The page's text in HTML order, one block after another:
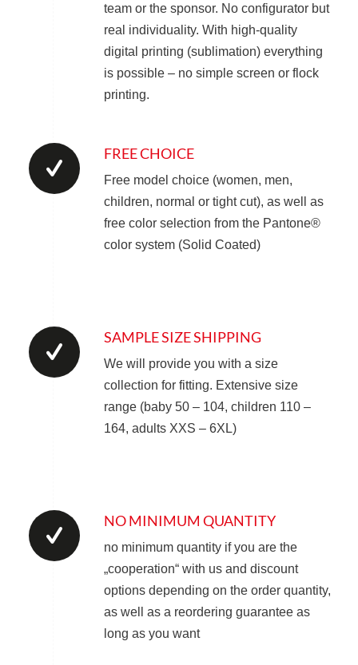
team or the sponsor. No configurator but
real individuality. With high-quality
digital printing (sublimation) everything
is possible – no simple screen or flock
printing.
FREE CHOICE
Free model choice (women, men,
children, normal or tight cut), as well as
free color selection from the Pantone®
color system (Solid Coated)
SAMPLE SIZE SHIPPING
We will provide you with a size
collection for fitting. Extensive size
range (baby 50 – 104, children 110 –
164, adults XXS – 6XL)
NO MINIMUM QUANTITY
no minimum quantity if you are the
„cooperation“ with us and discount
options depending on the order quantity,
as well as a reordering guarantee as
long as you want